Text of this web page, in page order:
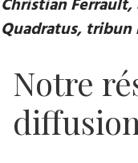
Christian
Quadratus, tribun
Notre
diffusion